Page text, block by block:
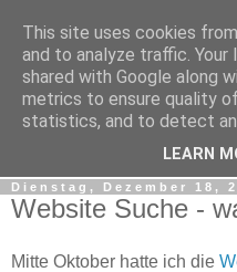
Web
Google Analytics, Web
Traffic, Web Analyse,
Dienstag, Dezember 18,
Website Suche -
Mitte Oktober hatte ich die
This site uses cookies
and to analyze traffic. Your
shared with Google along
metrics to ensure quality
statistics, and to detect
LEARN